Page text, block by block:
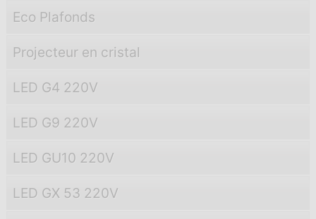
Eco Plafonds
Projecteur en cristal
LED G4 220V
LED G9 220V
LED GU10 220V
LED GX 53 220V